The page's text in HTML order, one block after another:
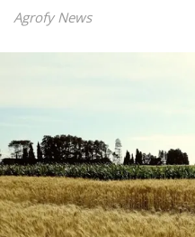
Agrofy News